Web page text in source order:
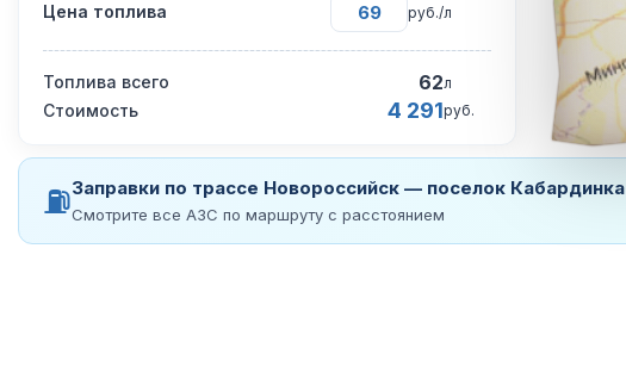
Цена топлива руб./л
Топлива всего 62л
Стоимость 4 291руб.
⛽Заправки по трассе Новороссийск — поселок Кабардинка
Смотрите все АЗС по маршруту с расстоянием